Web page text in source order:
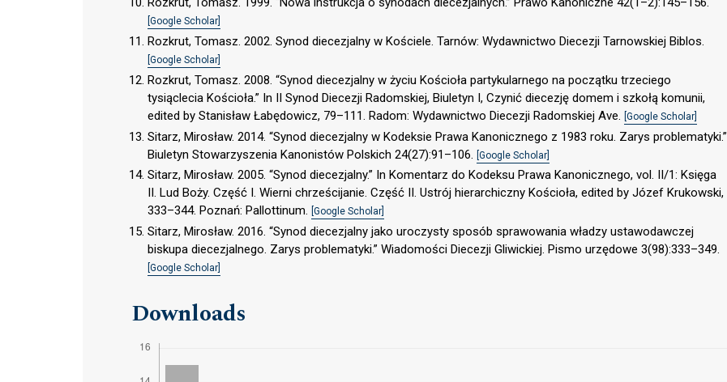
[Google Scholar]
Rozkrut, Tomasz. 2002. Synod diecezjalny w Kościele. Tarnów: Wydawnictwo Diecezji Tarnowskiej Biblos.
[Google Scholar]
Rozkrut, Tomasz. 2008. “Synod diecezjalny w życiu Kościoła partykularnego na początku trzeciego
tysiąclecia Kościoła.” In II Synod Diecezji Radomskiej, Biuletyn I, Czynić diecezję domem i szkołą komunii,
edited by Stanisław Łabędowicz, 79–111. Radom: Wydawnictwo Diecezji Radomskiej Ave. [Google Scholar]
Sitarz, Mirosław. 2014. “Synod diecezjalny w Kodeksie Prawa Kanonicznego z 1983 roku. Zarys problematyki.”
Biuletyn Stowarzyszenia Kanonistów Polskich 24(27):91–106. [Google Scholar]
Sitarz, Mirosław. 2005. “Synod diecezjalny.” In Komentarz do Kodeksu Prawa Kanonicznego, vol. II/1: Księga
II. Lud Boży. Część I. Wierni chrześcijanie. Część II. Ustrój hierarchiczny Kościoła, edited by Józef Krukowski,
333–344. Poznań: Pallottinum. [Google Scholar]
Sitarz, Mirosław. 2016. “Synod diecezjalny jako uroczysty sposób sprawowania władzy ustawodawczej
biskupa diecezjalnego. Zarys problematyki.” Wiadomości Diecezji Gliwickiej. Pismo urzędowe 3(98):333–349.
[Google Scholar]
Downloads